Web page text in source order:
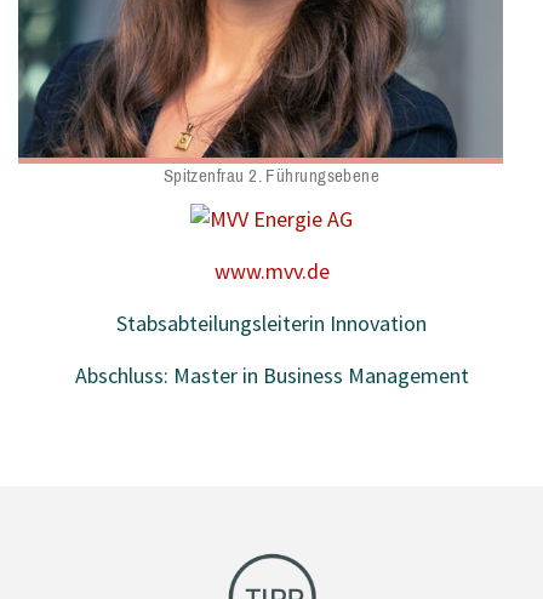
Spitzenfrau 2. Führungsebene
www.mvv.de
Stabsabteilungsleiterin Innovation
Abschluss: Master in Business Management